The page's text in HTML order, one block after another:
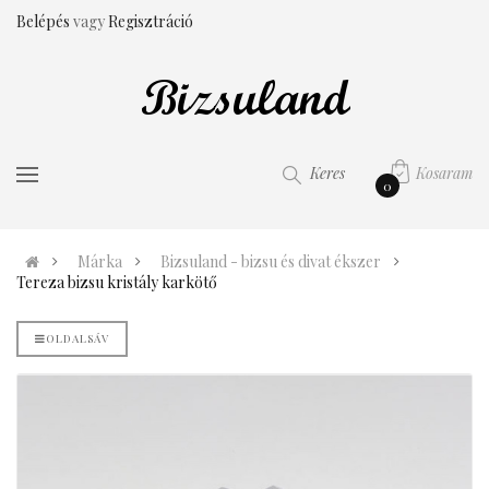
Belépés vagyRegisztráció
Kosaram
0
Keres
Márka
Bizsuland - bizsu és divat ékszer
Tereza bizsu kristály karkötő
OLDALSÁV